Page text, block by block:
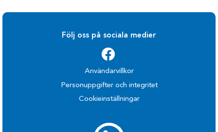
Följ oss på sociala medier
Användarvillkor
Personuppgifter och integritet
Cookieinställningar